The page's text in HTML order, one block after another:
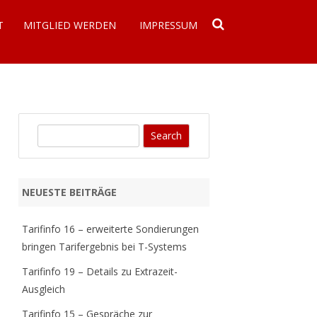
MITGLIED WERDEN IMPRESSUM
c
NEUESTE BEITRÄGE
Tarifinfo 16 – erweiterte Sondierungen
bringen Tarifergebnis bei T-Systems
Tarifinfo 19 – Details zu Extrazeit-
Ausgleich
Tarifinfo 15 – Gespräche zur